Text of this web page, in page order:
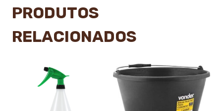
PRODUTOS
RELACIONADOS